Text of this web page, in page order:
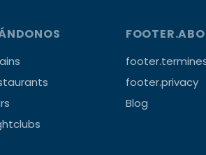
footer.privacy
Blog